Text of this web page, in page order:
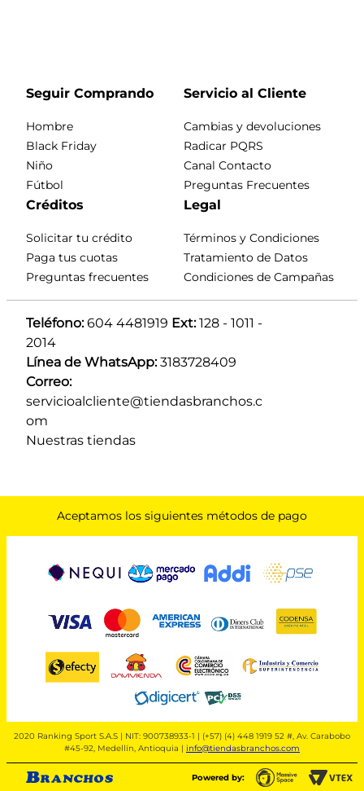
Seguir Comprando
Hombre
Black Friday
Niño
Fútbol
Servicio al Cliente
Cambias y devoluciones
Radicar PQRS
Canal Contacto
Preguntas Frecuentes
Créditos
Solicitar tu crédito
Paga tus cuotas
Preguntas frecuentes
Legal
Términos y Condiciones
Tratamiento de Datos
Condiciones de Campañas
Teléfono: 604 4481919 Ext: 128 - 1011 -
2014
Línea de WhatsApp: 3183728409
Correo:
servicioalcliente@tiendasbranchos.c
om
Nuestras tiendas
Aceptamos los siguientes métodos de pago
2020 Ranking Sport S.A.S | NIT: 900738933-1 | (+57) (4) 448 1919 52 #, Av. Carabobo
#45-92, Medellín, Antioquia | info@tiendasbranchos.com
Powered by: